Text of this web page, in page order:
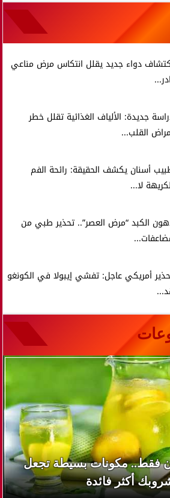
دواء جديد يقلل انتكاس مرض مناعي
جديدة: الألياف الغذائية تقلل خطر
القلب...
أسنان يكشف الحقيقة: رائحة الفم
لا...
الكبد “مرض العصر”.. تحذير طبي من
أمريكي عاجل: تفشي إيبولا في الكونغو
فقط.. مكونات بسيطة تجعل
أكثر فائدة